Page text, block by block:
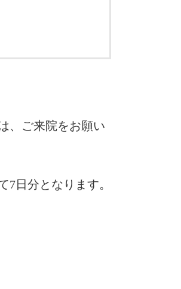
、ご来院をお願い
日分となります。